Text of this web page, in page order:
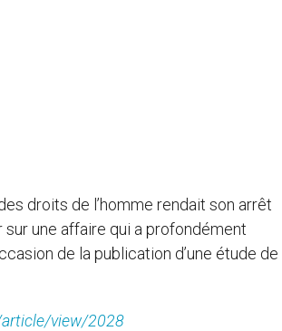
droits de l’homme rendait son arrêt
une affaire qui a profondément
de la publication d’une étude de
view/2028